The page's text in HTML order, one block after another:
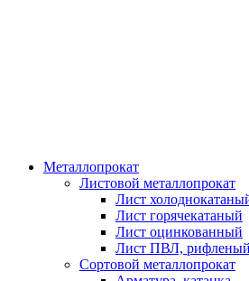
Металлопрокат
Листовой металлопрокат
Лист
Лист горячекатаный
Лист оцинкованный
Лист ПВЛ,
Сортовой металлопрокат